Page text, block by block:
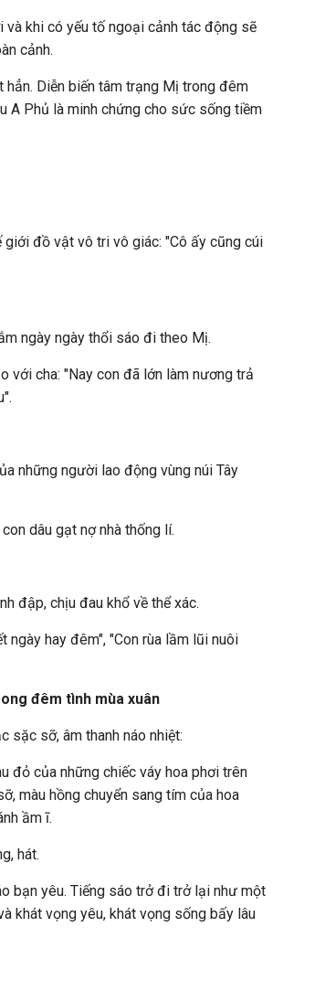
khi có yếu tố ngoại cảnh tác động sẽ
cảnh.
Diễn biến tâm trạng Mị trong đêm
A Phủ là minh chứng cho sức sống tiềm
đồ vật vô tri vô giác: "Cô ấy cũng cúi
ngày ngày thổi sáo đi theo Mị.
với cha: "Nay con đã lớn làm nương trả
những người lao động vùng núi Tây
dâu gạt nợ nhà thống lí.
đập, chịu đau khổ về thể xác.
ngày hay đêm", "Con rùa lầm lũi nuôi
đêm tình mùa xuân
sặc sỡ, âm thanh náo nhiệt:
đỏ của những chiếc váy hoa phơi trên
màu hồng chuyển sang tím của hoa
ầm ĩ.
hát.
bạn yêu. Tiếng sáo trở đi trở lại như một
khát vọng yêu, khát vọng sống bấy lâu